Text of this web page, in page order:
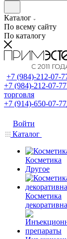
Каталог
По всему сайту
По каталогу
+7 (984)-212-07-
+7 (984)-212-07-77
торговля
+7 (914)-650-07-77
Войти
Каталог
Косметика
Другое
Косметика